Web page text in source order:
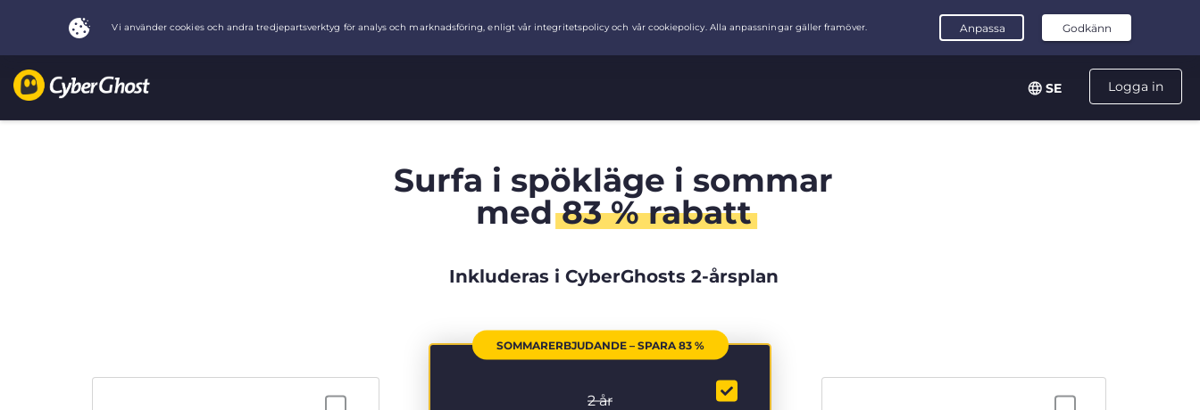
Logga in
SE
Surfa i spökläge i sommar
med83 % rabatt
Inkluderas i CyberGhosts 2-årsplan
SOMMARERBJUDANDE – SPARA 83 %
2 år